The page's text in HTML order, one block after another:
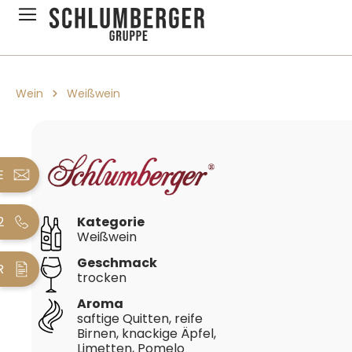
Zur Hauptnavigation springen
Wein Weißwein
Kategorie
Weißwein
Geschmack
trocken
Aroma
saftige Quitten, reife
Birnen, knackige Äpfel,